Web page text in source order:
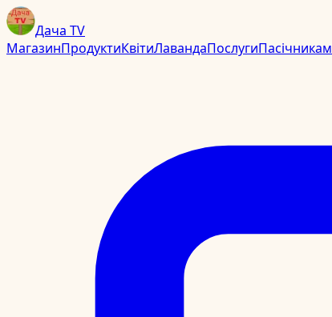
Дача TV
МагазинПродуктиКвітиЛавандаПослугиПасічникам